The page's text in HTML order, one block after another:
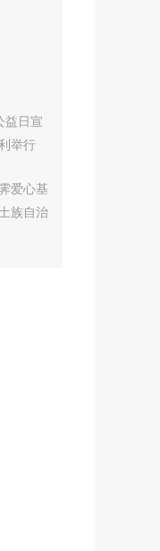
益日宣
举行
爱心基
族自治